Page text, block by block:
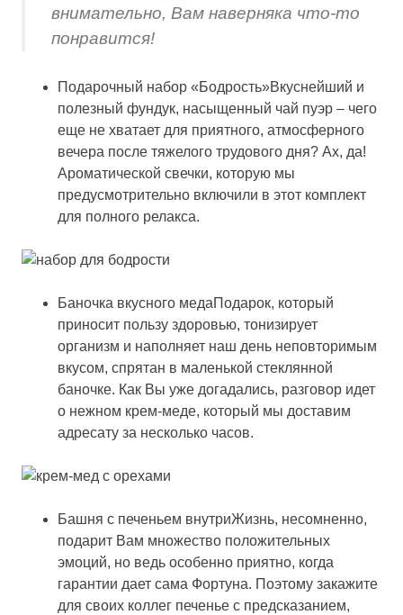
внимательно, Вам наверняка что-то
понравится!
Подарочный набор «Бодрость»Вкуснейший и
полезный фундук, насыщенный чай пуэр – чего
еще не хватает для приятного, атмосферного
вечера после тяжелого трудового дня? Ах, да!
Ароматической свечки, которую мы
предусмотрительно включили в этот комплект
для полного релакса.
Баночка вкусного медаПодарок, который
приносит пользу здоровью, тонизирует
организм и наполняет наш день неповторимым
вкусом, спрятан в маленькой стеклянной
баночке. Как Вы уже догадались, разговор идет
о нежном крем-меде, который мы доставим
адресату за несколько часов.
Башня с печеньем внутриЖизнь, несомненно,
подарит Вам множество положительных
эмоций, но ведь особенно приятно, когда
гарантии дает сама Фортуна. Поэтому закажите
для своих коллег печенье с предсказанием,